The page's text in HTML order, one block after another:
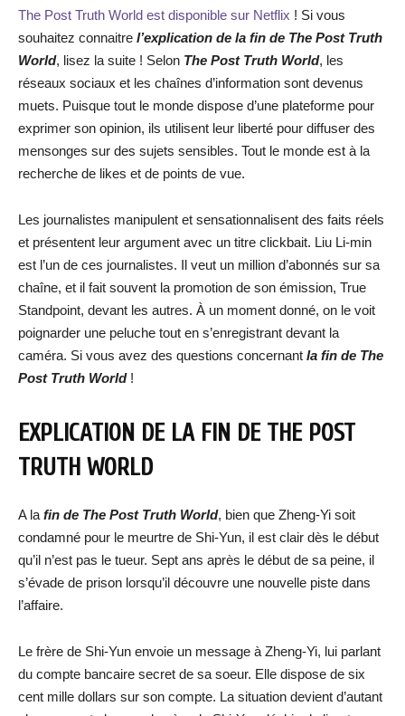
The Post Truth World est disponible sur Netflix ! Si vous
souhaitez connaitre l’explication de la fin de The Post Truth
World, lisez la suite ! Selon The Post Truth World, les
réseaux sociaux et les chaînes d’information sont devenus
muets. Puisque tout le monde dispose d’une plateforme pour
exprimer son opinion, ils utilisent leur liberté pour diffuser des
mensonges sur des sujets sensibles. Tout le monde est à la
recherche de likes et de points de vue.
Les journalistes manipulent et sensationnalisent des faits réels
et présentent leur argument avec un titre clickbait. Liu Li-min
est l’un de ces journalistes. Il veut un million d’abonnés sur sa
chaîne, et il fait souvent la promotion de son émission, True
Standpoint, devant les autres. À un moment donné, on le voit
poignarder une peluche tout en s’enregistrant devant la
caméra. Si vous avez des questions concernant la fin de The
Post Truth World!
EXPLICATION DE LA FIN DE THE POST
TRUTH WORLD
A la fin de The Post Truth World, bien que Zheng-Yi soit
condamné pour le meurtre de Shi-Yun, il est clair dès le début
qu’il n’est pas le tueur. Sept ans après le début de sa peine, il
s’évade de prison lorsqu’il découvre une nouvelle piste dans
l’affaire.
Le frère de Shi-Yun envoie un message à Zheng-Yi, lui parlant
du compte bancaire secret de sa soeur. Elle dispose de six
cent mille dollars sur son compte. La situation devient d’autant